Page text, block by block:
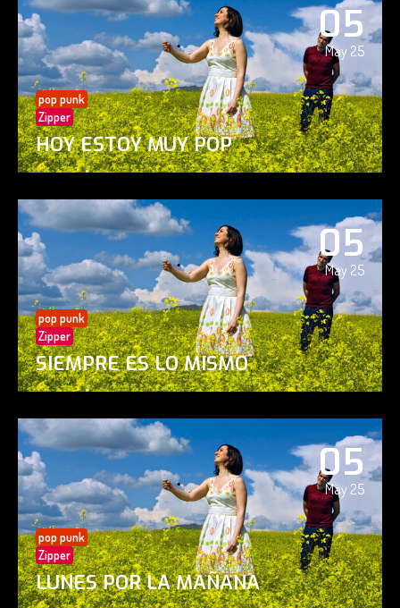
05
May 25
pop punk
Zipper
HOY ESTOY MUY POP
05
May 25
pop punk
Zipper
SIEMPRE ES LO MISMO
05
May 25
pop punk
Zipper
LUNES POR LA MAÑANA